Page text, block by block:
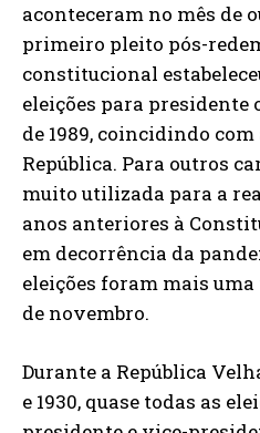
aconteceram no mês de
primeiro pleito pós-
constitucional
eleições para presidente
de 1989, coincidindo
República. Para outros
muito utilizada para a
anos anteriores à
em decorrência da
eleições foram mais uma
de novembro.
Durante a República
e 1930, quase todas as